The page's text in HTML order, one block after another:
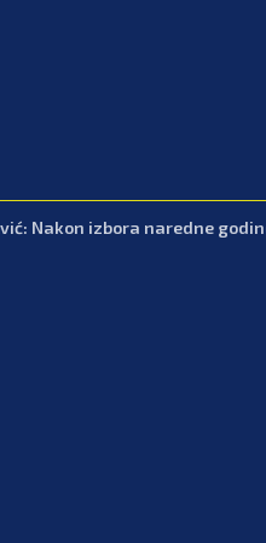
Nakon izbora naredne